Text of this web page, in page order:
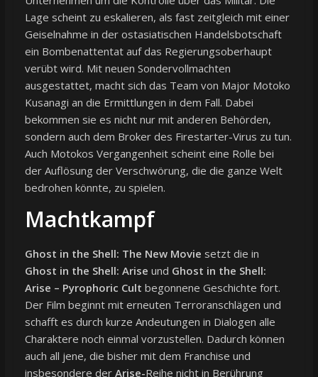
Lage scheint zu eskalieren, als fast zeitgleich mit einer
Geiselnahme in der ostasiatischen Handelsbotschaft
ein Bombenattentat auf das Regierungsoberhaupt
verübt wird. Mit neuen Sondervollmachten
ausgestattet, macht sich das Team von Major Motoko
Kusanagi an die Ermittlungen in dem Fall. Dabei
bekommen sie es nicht nur mit anderen Behörden,
sondern auch dem Broker des Firestarter-Virus zu tun.
Auch Motokos Vergangenheit scheint eine Rolle bei
der Auflösung der Verschwörung, die die ganze Welt
bedrohen könnte, zu spielen.
Machtkampf
Ghost in the Shell: The New Movie setzt die in
Ghost in the Shell: Arise und Ghost in the Shell:
Arise – Pyrophoric Cult begonnene Geschichte fort.
Der Film beginnt mit erneuten Terroranschlägen und
schafft es durch kurze Andeutungen in Dialogen alle
Charaktere noch einmal vorzustellen. Dadurch können
auch all jene, die bisher mit dem Franchise und
insbesondere der Arise-Reihe nicht in Berührung